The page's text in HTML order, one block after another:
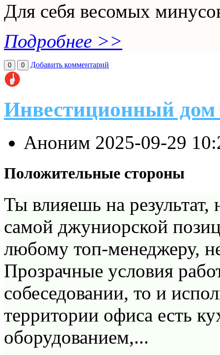
Для себя весомых
Подробнее >>
0 0 Добавить комментарий
Инвестиционный дом
Аноним 2025-09-29
Положительные стороны
Ты влияешь на
самой джуниорской
любому топ-менеджеру,
Прозрачные условия
собеседовании, то и
территории офиса есть
оборудованием,...